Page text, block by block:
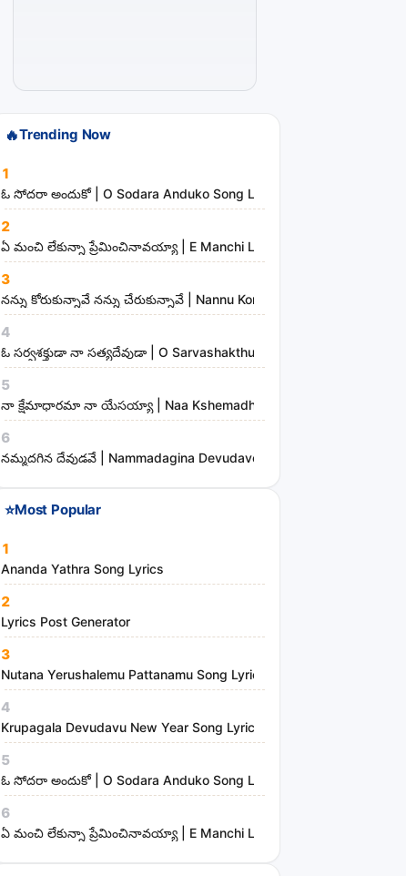
s
n
d
m
i
n
i
s
t
e
s
🔥Trending Now
1
ఓ సోదరా అందుకో | O Sodara Anduko Song Lyrics
2
ఏ మంచి లేకున్నా ప్రేమించినావయ్యా | E Manchi Lekunna
3
నన్ను కోరుకున్నావే నన్ను చేరుకున్నావే | Nannu Korukunnaave Nannu
4
ఓ సర్వశక్తుడా నా సత్యదేవుడా | O Sarvashakthudaa Naa Sathyadevudaa
5
నా క్షేమాధారమా నా యేసయ్యా | Naa Kshemadharama Naa Yesayya
6
నమ్మదగిన దేవుడవే | Nammadagina Devudave Song Lyrics
⭐Most Popular
1
Ananda Yathra Song Lyrics
2
Lyrics Post Generator
3
Nutana Yerushalemu Pattanamu Song Lyrics | Hosanna Ministries
4
Krupagala Devudavu New Year Song Lyrics
5
ఓ సోదరా అందుకో | O Sodara Anduko Song Lyrics
6
ఏ మంచి లేకున్నా ప్రేమించినావయ్యా | E Manchi Lekunna